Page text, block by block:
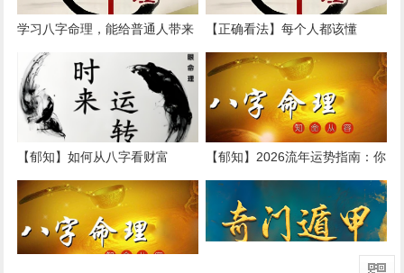
学习八字命理，能给普通人带来
哪些好处？
【正确看法】每个人都该懂
的“八字说明书”
【郁知】如何从八字看财富
的“得”与“失”
【郁知】2026流年运势指南：你
的八字今年该“进”还是该“守”？